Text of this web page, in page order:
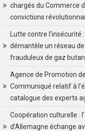
chargés du Commerce
convictions
Lutte contre l’insécurité
démantèle un réseau
frauduleux de gaz
Agence de Promotion
Communiqué relatif à
catalogue des experts
Coopération culturelle :
d’Allemagne échange